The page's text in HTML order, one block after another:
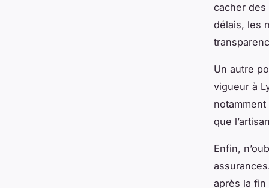
cacher
délais, les
Un autre
vigueur à
que
Enfin,
après la